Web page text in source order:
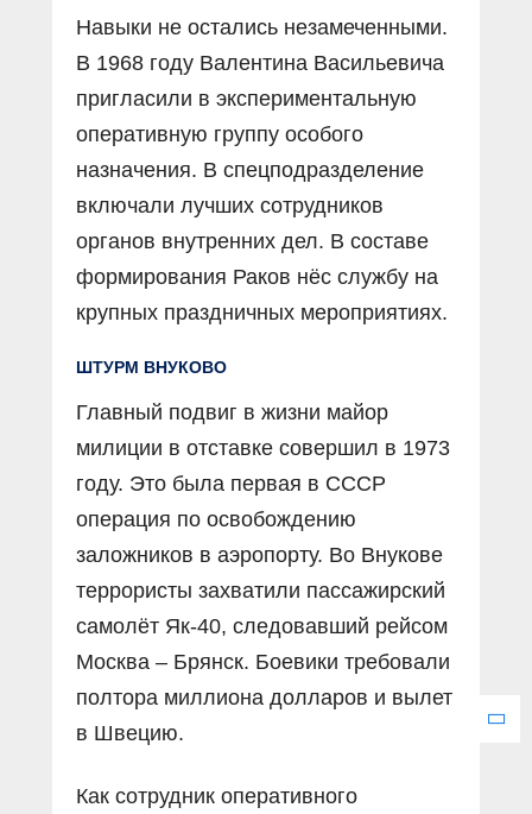
Навыки не остались незамеченными.
В 1968 году Валентина Васильевича
пригласили в экспериментальную
оперативную группу особого
назначения. В спецподразделение
включали лучших сотрудников
органов внутренних дел. В составе
формирования Раков нёс службу на
крупных праздничных мероприятиях.
ШТУРМ ВНУКОВО
Главный подвиг в жизни майор
милиции в отставке совершил в 1973
году. Это была первая в СССР
операция по освобождению
заложников в аэропорту. Во Внукове
террористы захватили пассажирский
самолёт Як-40, следовавший рейсом
Москва – Брянск. Боевики требовали
полтора миллиона долларов и вылет
в Швецию.
Как сотрудник оперативного